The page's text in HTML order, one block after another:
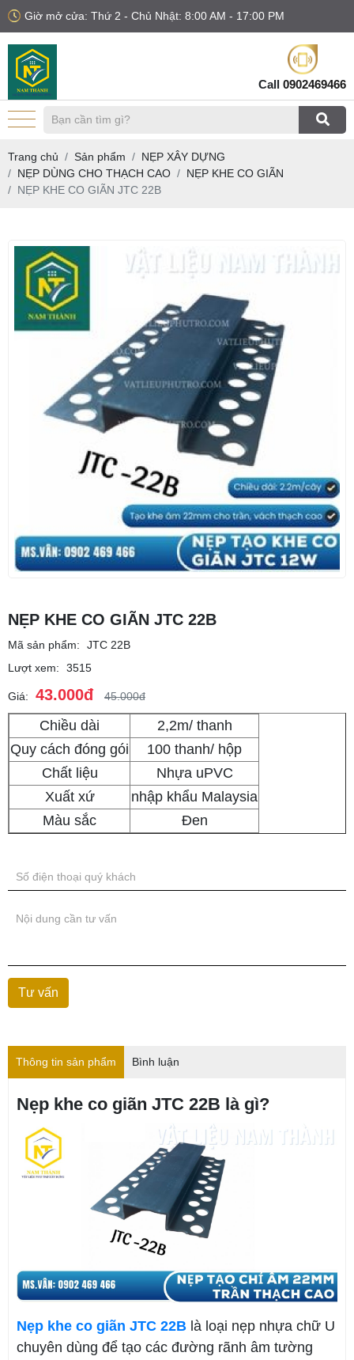
Giờ mở cửa: Thứ 2 - Chủ Nhật: 8:00 AM - 17:00 PM
Call 0902469466
Trang chủ Sản phẩm
NẸP XÂY DỰNG
NẸP DÙNG CHO THẠCH CAO
NẸP KHE CO GIÃN
NẸP KHE CO GIÃN JTC 22B
NẸP KHE CO GIÃN JTC 22B
Mã sản phẩm:
JTC 22B
Lượt xem:
3515
Giá: 43.000đ 45.000đ
Chiều dài
2,2m/ thanh
Quy cách đóng gói
100 thanh/ hộp
Chất liệu
Nhựa uPVC
Xuất xứ
nhập khẩu Malaysia
Màu sắc
Đen
Thông tin sản phẩm Bình luận
Nẹp khe co giãn JTC 22B là gì?
Nẹp khe co giãn JTC 22B là loại nẹp nhựa chữ U
chuyên dùng để tạo các đường rãnh âm tường